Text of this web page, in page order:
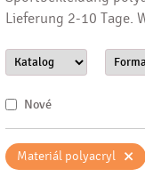
Lieferung 2-10 Tage.
Nové
Materiál polyacryl ×